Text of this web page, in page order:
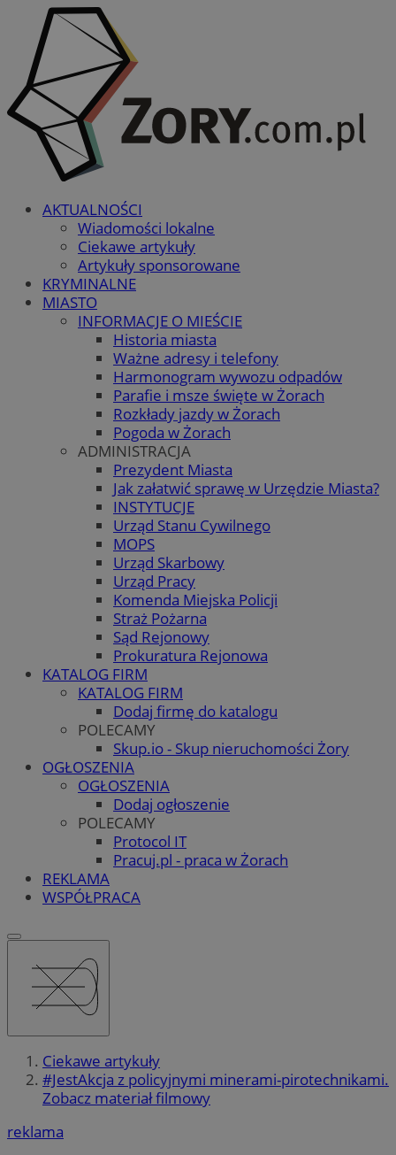
AKTUALNOŚCI
Wiadomości lokalne
Ciekawe artykuły
Artykuły sponsorowane
KRYMINALNE
MIASTO
INFORMACJE O MIEŚCIE
Historia miasta
Ważne adresy i telefony
Harmonogram wywozu odpadów
Parafie i msze święte w Żorach
Rozkłady jazdy w Żorach
Pogoda w Żorach
ADMINISTRACJA
Prezydent Miasta
Jak załatwić sprawę w Urzędzie Miasta?
INSTYTUCJE
Urząd Stanu Cywilnego
MOPS
Urząd Skarbowy
Urząd Pracy
Komenda Miejska Policji
Straż Pożarna
Sąd Rejonowy
Prokuratura Rejonowa
KATALOG FIRM
KATALOG FIRM
Dodaj firmę do katalogu
POLECAMY
Skup.io - Skup nieruchomości Żory
OGŁOSZENIA
OGŁOSZENIA
Dodaj ogłoszenie
POLECAMY
Protocol IT
Pracuj.pl - praca w Żorach
REKLAMA
WSPÓŁPRACA
Ciekawe artykuły
#JestAkcja z policyjnymi minerami-pirotechnikami.
Zobacz materiał filmowy
reklama